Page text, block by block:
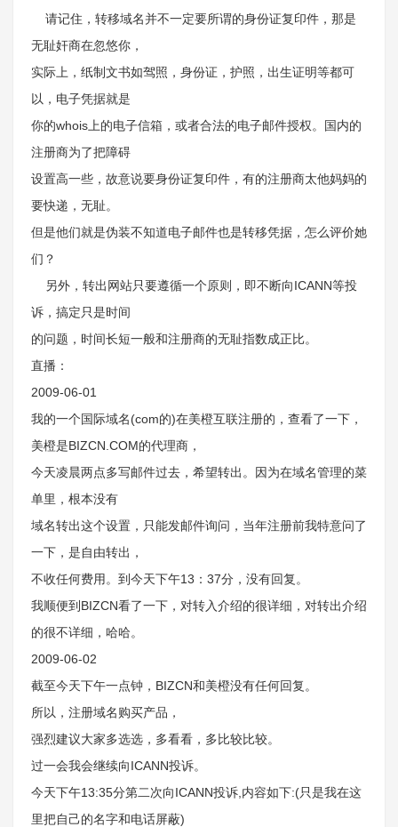
请记住，转移域名并不一定要所谓的身份证复印件，那是
无耻奸商在忽悠你，
实际上，纸制文书如驾照，身份证，护照，出生证明等都可
以，电子凭据就是
你的whois上的电子信箱，或者合法的电子邮件授权。国内的
注册商为了把障碍
设置高一些，故意说要身份证复印件，有的注册商太他妈妈的
要快递，无耻。
但是他们就是伪装不知道电子邮件也是转移凭据，怎么评价她
们？
另外，转出网站只要遵循一个原则，即不断向ICANN等投
诉，搞定只是时间
的问题，时间长短一般和注册商的无耻指数成正比。
直播：
2009-06-01
我的一个国际域名(com的)在美橙互联注册的，查看了一下，
美橙是BIZCN.COM的代理商，
今天凌晨两点多写邮件过去，希望转出。因为在域名管理的菜
单里，根本没有
域名转出这个设置，只能发邮件询问，当年注册前我特意问了
一下，是自由转出，
不收任何费用。到今天下午13：37分，没有回复。
我顺便到BIZCN看了一下，对转入介绍的很详细，对转出介绍
的很不详细，哈哈。
2009-06-02
截至今天下午一点钟，BIZCN和美橙没有任何回复。
所以，注册域名购买产品，
强烈建议大家多选选，多看看，多比较比较。
过一会我会继续向ICANN投诉。
今天下午13:35分第二次向ICANN投诉,内容如下:(只是我在这
里把自己的名字和电话屏蔽)